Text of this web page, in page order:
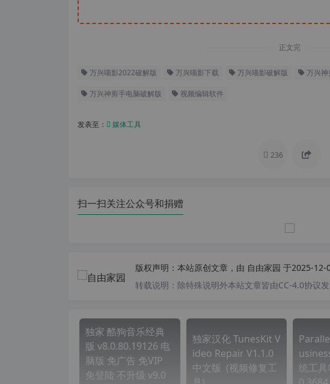
正文完
万兴喵影2022破解版 万兴喵影下载 万兴喵影破解版 万兴神
万兴神剪手电脑破解版 视频编辑软件
发表至： 媒体工具
236
扫一扫关注公众号和捐赠
版权声明： 本站原创文章，由 自由家园 于2025-12-
转载说明： 除特殊说明外本站文章皆由CC-4.0协议
独家 酷狗音乐经典
版 v8.0.80.19126 电
脑版 免广告 免VIP
免登陆 不升级 v9.0
独家汉化 TunesKit V
ideo Repair V1.1.0
中文版 (视频修复工
统工具